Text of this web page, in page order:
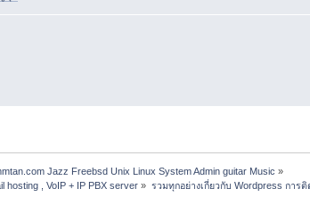
Jazz Freebsd Unix Linux System Admin guitar Music »
hosting , VoIP + IP PBX server » รวมทุกอย่างเกี่ยวกับ Wordpress การ